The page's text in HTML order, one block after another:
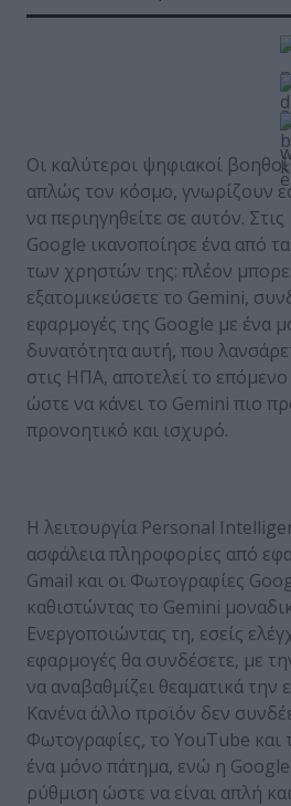
Οι καλύτεροι ψηφιακοί
απλώς τον κόσμο, γνωρίζουν
να περιηγηθείτε σε αυτόν.
Google ικανοποίησε ένα από
των χρηστών της: πλέον
εξατομικεύσετε το Gemini,
εφαρμογές της Google με ένα
δυνατότητα αυτή, που
στις ΗΠΑ, αποτελεί το
ώστε να κάνει το Gemini πιο
προνοητικό και ισχυρό.
Η λειτουργία Personal
ασφάλεια πληροφορίες από
Gmail και οι Φωτογραφίες
καθιστώντας το Gemini
Ενεργοποιώντας τη, εσείς
εφαρμογές θα συνδέσετε, με
να αναβαθμίζει θεαματικά την
Κανένα άλλο προϊόν δεν
Φωτογραφίες, το YouTube και
ένα μόνο πάτημα, ενώ η Google
ρύθμιση ώστε να είναι απλή